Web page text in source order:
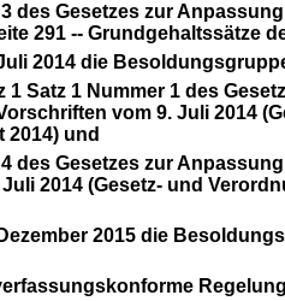
des Gesetzes zur
291 -- Grundgehaltssätze
2014 die
1 Satz 1 Nummer 1 des
vom 9. Juli 2014
und
des Gesetzes zur
2014 (Gesetz- und
2015 die